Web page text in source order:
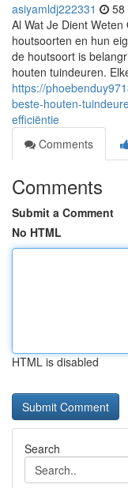
asiyamldj222331 58
Al Wat Je Dient
houtsoorten en hun
de houtsoort is
houten tuindeuren.
https://
beste-houten-
efficiëntie
Comments
Comments
Submit a Comment
No HTML
HTML is disabled
Search